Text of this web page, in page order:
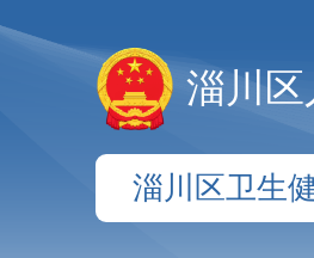
淄川
淄川区卫生